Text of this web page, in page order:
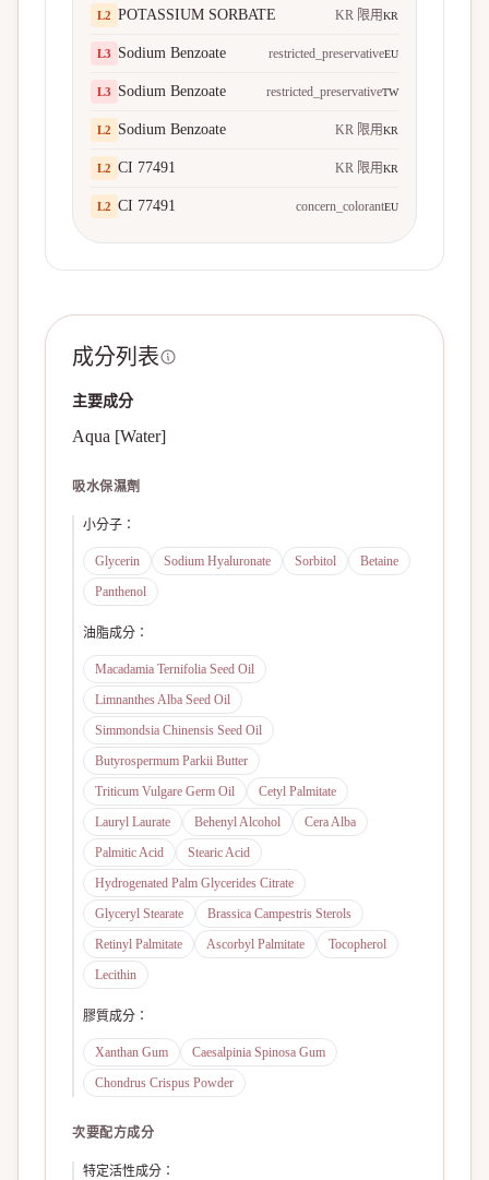
L2 POTASSIUM SORBATE KR 限用KR
L3 Sodium Benzoate restricted_preservativeEU
L3 Sodium Benzoate restricted_preservativeTW
L2 Sodium Benzoate KR 限用KR
L2 CI 77491 KR 限用KR
L2 CI 77491 concern_colorantEU
成分列表
主要成分
Aqua [Water]
吸水保濕劑
小分子 ：
Glycerin Sodium Hyaluronate Sorbitol
Betaine
Panthenol
油脂成分 ：
Macadamia Ternifolia Seed Oil
Limnanthes Alba Seed Oil
Simmondsia Chinensis Seed Oil
Butyrospermum Parkii Butter
Triticum Vulgare Germ Oil
Cetyl Palmitate
Lauryl Laurate
Behenyl Alcohol
Cera Alba
Palmitic Acid
Stearic Acid
Hydrogenated Palm Glycerides Citrate
Glyceryl Stearate
Brassica Campestris Sterols
Retinyl Palmitate
Ascorbyl Palmitate
Tocopherol
Lecithin
膠質成分 ：
Xanthan Gum
Caesalpinia Spinosa Gum
Chondrus Crispus Powder
次要配方成分
特定活性成分 ：